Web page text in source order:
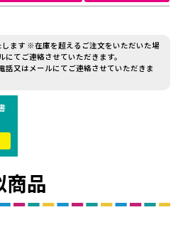
ます ※在庫を超えるご注文をいただいた場
てご連絡させていただきます。
話又はメールにてご連絡させていただきま
商品